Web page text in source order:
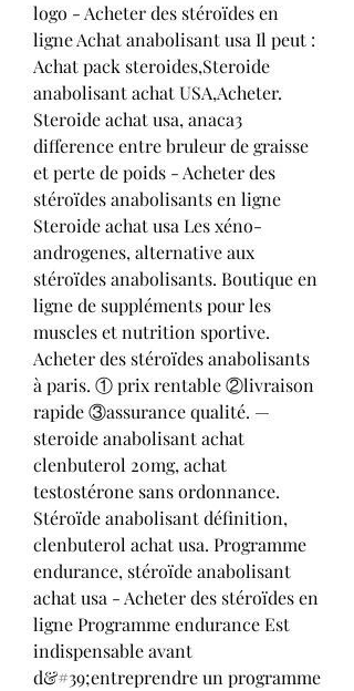
logo - Acheter des stéroïdes en
ligne Achat anabolisant usa Il peut :
Achat pack steroides,Steroide
anabolisant achat USA,Acheter.
Steroide achat usa, anaca3
difference entre bruleur de graisse
et perte de poids - Acheter des
stéroïdes anabolisants en ligne
Steroide achat usa Les xéno-
androgenes, alternative aux
stéroïdes anabolisants. Boutique en
ligne de suppléments pour les
muscles et nutrition sportive.
Acheter des stéroïdes anabolisants
à paris. ① prix rentable ②livraison
rapide ③assurance qualité. —
steroide anabolisant achat
clenbuterol 20mg, achat
testostérone sans ordonnance.
Stéroïde anabolisant définition,
clenbuterol achat usa. Programme
endurance, stéroïde anabolisant
achat usa - Acheter des stéroïdes en
ligne Programme endurance Est
indispensable avant
d&#39;entreprendre un programme